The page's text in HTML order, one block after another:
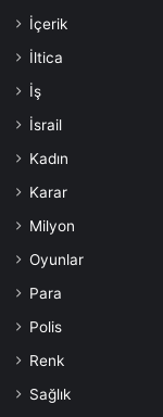
İçerik
İltica
İş
İsrail
Kadın
Karar
Milyon
Oyunlar
Para
Polis
Renk
Sağlık